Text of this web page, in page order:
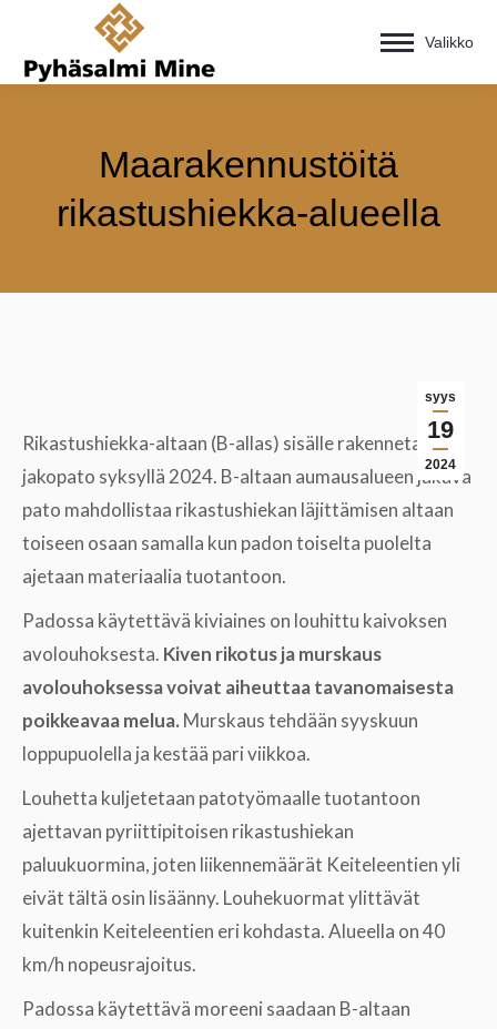
Valikko
Maarakennustöitä
rikastushiekka-alueella
syys
19
2024
Rikastushiekka-altaan (B-allas) sisälle rakennetaan
jakopato syksyllä 2024. B-altaan aumausalueen jakava
pato mahdollistaa rikastushiekan läjittämisen altaan
toiseen osaan samalla kun padon toiselta puolelta
ajetaan materiaalia tuotantoon.
Padossa käytettävä kiviaines on louhittu kaivoksen
avolouhoksesta. Kiven rikotus ja murskaus
avolouhoksessa voivat aiheuttaa tavanomaisesta
poikkeavaa melua. Murskaus tehdään syyskuun
loppupuolella ja kestää pari viikkoa.
Louhetta kuljetetaan patotyömaalle tuotantoon
ajettavan pyriittipitoisen rikastushiekan
paluukuormina, joten liikennemäärät Keiteleentien yli
eivät tältä osin lisäänny. Louhekuormat ylittävät
kuitenkin Keiteleentien eri kohdasta. Alueella on 40
km/h nopeusrajoitus.
Padossa käytettävä moreeni saadaan B-altaan